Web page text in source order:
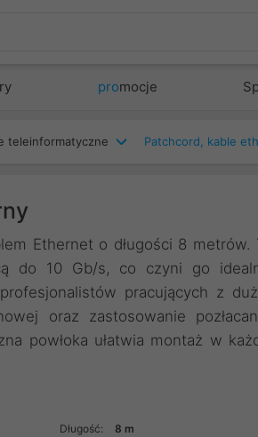
promocje
teleinformatyczne
Ethernet o długości 8 metrów.
do 10 Gb/s, co czyni go
pracujących z
oraz zastosowanie
powłoka ułatwia montaż w
Długość:
8 m